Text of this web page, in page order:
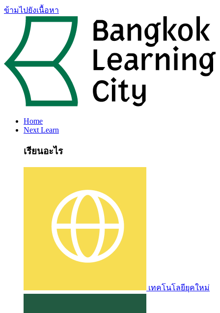
ข้ามไปยังเนื้อหา
Home
Next Learn
เรียนอะไร
เทคโนโลยียุคใหม่